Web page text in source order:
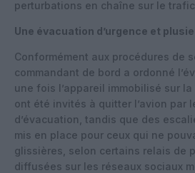
perturbations en chaîne sur le
Une évacuation d’urgence et
Conformément aux procédures de
commandant de bord a ordonné
une fois l’appareil immobilisé sur
ont été invités à quitter l’avion par
d’évacuation, tandis que des
mis en place pour ceux qui ne
glissières, selon certains relais de
diffusées sur les réseaux sociaux